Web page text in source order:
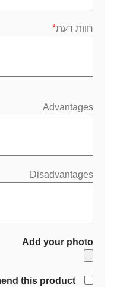
חוות דעת
Advantages
Disadvantages
Add your photo
this product